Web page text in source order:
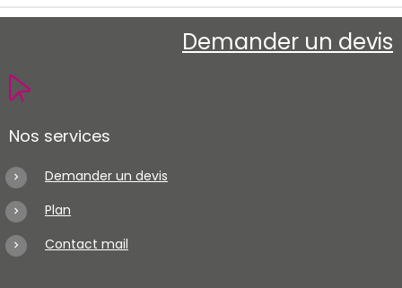
Demander un devis
Nos services
Demander un devis
Plan
Contact mail